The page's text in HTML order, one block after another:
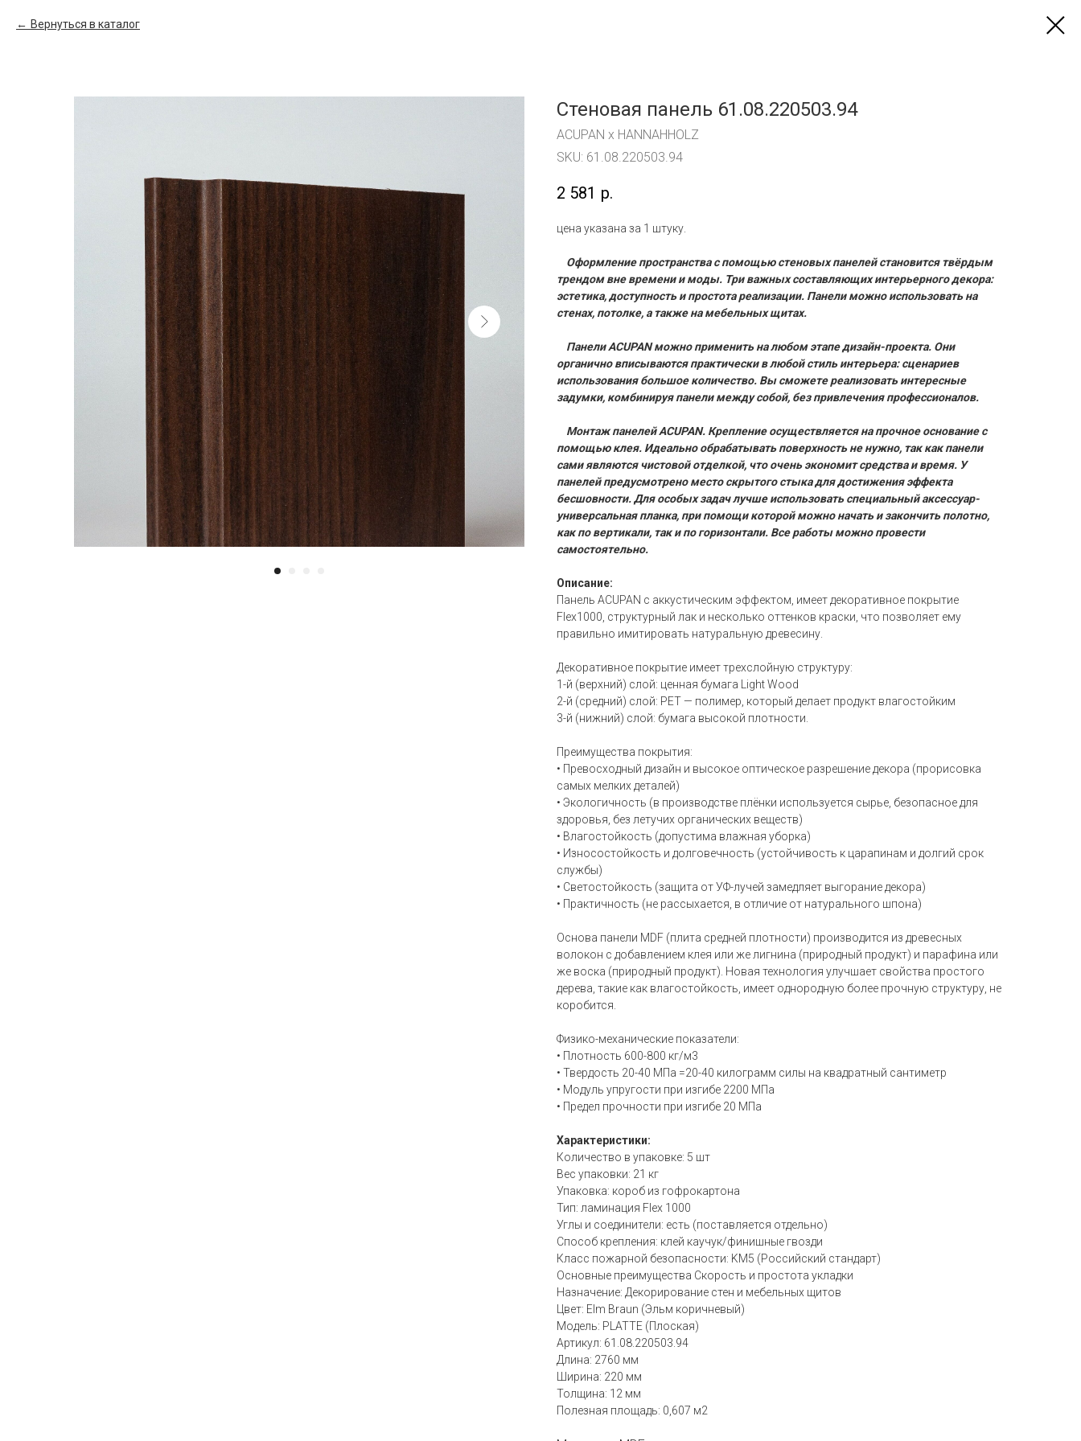
Вернуться в каталог
Стеновая панель 61.08.220503.94
ACUPAN x HANNAHHOLZ
SKU: 61.08.220503.94
2 581 р.
цена указана за 1 штуку.
Оформление пространства с помощью стеновых панелей становится твёрдым
трендом вне времени и моды. Три важных составляющих интерьерного декора:
эстетика, доступность и простота реализации. Панели можно использовать на
стенах, потолке, а также на мебельных щитах.
Панели ACUPAN можно применить на любом этапе дизайн-проекта. Они
органично вписываются практически в любой стиль интерьера: сценариев
использования большое количество. Вы сможете реализовать интересные
задумки, комбинируя панели между собой, без привлечения профессионалов.
Монтаж панелей ACUPAN. Крепление осуществляется на прочное основание с
помощью клея. Идеально обрабатывать поверхность не нужно, так как панели
сами являются чистовой отделкой, что очень экономит средства и время. У
панелей предусмотрено место скрытого стыка для достижения эффекта
бесшовности. Для особых задач лучше использовать специальный аксессуар-
универсальная планка, при помощи которой можно начать и закончить полотно,
как по вертикали, так и по горизонтали. Все работы можно провести
самостоятельно.
Описание:
Панель ACUPAN с аккустическим эффектом, имеет декоративное покрытие
Flex1000, структурный лак и несколько оттенков краски, что позволяет ему
правильно имитировать натуральную древесину.
Декоративное покрытие имеет трехслойную структуру:
1-й (верхний) слой: ценная бумага Light Wood
2-й (средний) слой: PET — полимер, который делает продукт влагостойким
3-й (нижний) слой: бумага высокой плотности.
Преимущества покрытия:
• Превосходный дизайн и высокое оптическое разрешение декора (прорисовка
самых мелких деталей)
• Экологичность (в производстве плёнки используется сырье, безопасное для
здоровья, без летучих органических веществ)
• Влагостойкость (допустима влажная уборка)
• Износостойкость и долговечность (устойчивость к царапинам и долгий срок
службы)
• Светостойкость (защита от УФ-лучей замедляет выгорание декора)
• Практичность (не рассыхается, в отличие от натурального шпона)
Основа панели MDF (плита средней плотности) производится из древесных
волокон с добавлением клея или же лигнина (природный продукт) и парафина или
же воска (природный продукт). Новая технология улучшает свойства простого
дерева, такие как влагостойкость, имеет однородную более прочную структуру, не
коробится.
Физико-механические показатели:
• Плотность 600-800 кг/м3
• Твердость 20-40 МПа =20-40 килограмм силы на квадратный сантиметр
• Модуль упругости при изгибе 2200 МПа
• Предел прочности при изгибе 20 МПа
Характеристики:
Количество в упаковке: 5 шт
Вес упаковки: 21 кг
Упаковка: короб из гофрокартона
Тип: ламинация Flex 1000
Углы и соединители: есть (поставляется отдельно)
Способ крепления: клей каучук/финишные гвозди
Класс пожарной безопасности: KM5 (Российский стандарт)
Основные преимущества Скорость и простота укладки
Назначение: Декорирование стен и мебельных щитов
Цвет: Elm Braun (Эльм коричневый)
Модель: PLATTE (Плоская)
Артикул: 61.08.220503.94
Длина: 2760 мм
Ширина: 220 мм
Толщина: 12 мм
Полезная площадь: 0,607 м2